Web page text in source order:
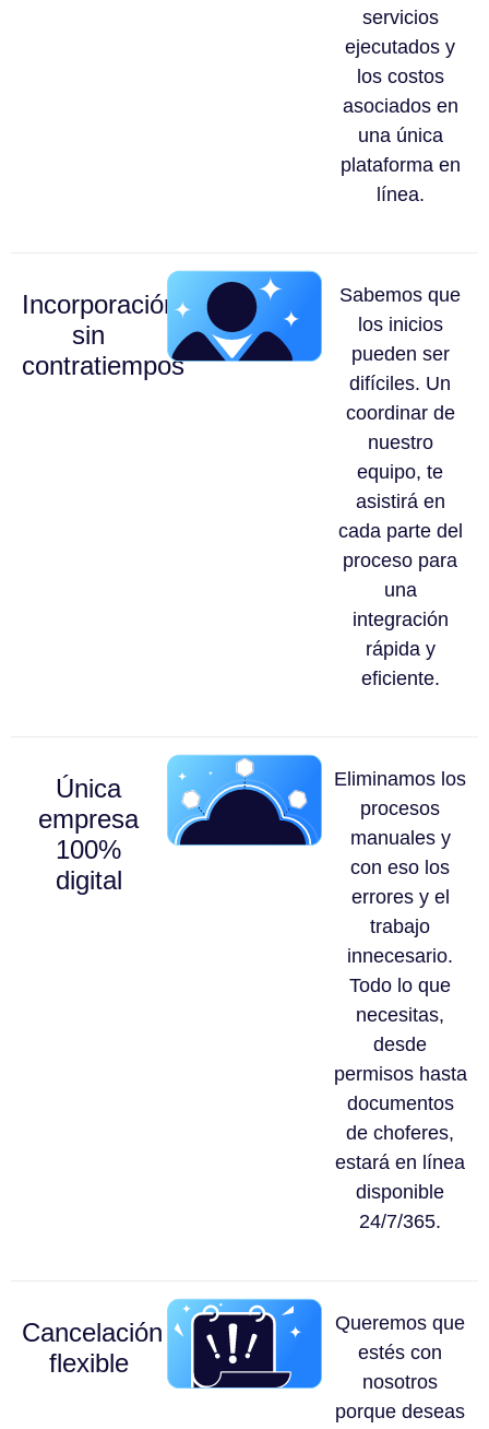
servicios
ejecutados y
los costos
asociados en
una única
plataforma en
línea.
Incorporación
sin
contratiempos
Sabemos que
los inicios
pueden ser
difíciles. Un
coordinar de
nuestro
equipo, te
asistirá en
cada parte del
proceso para
una
integración
rápida y
eficiente.
Única
empresa
100%
digital
Eliminamos los
procesos
manuales y
con eso los
errores y el
trabajo
innecesario.
Todo lo que
necesitas,
desde
permisos hasta
documentos
de choferes,
estará en línea
disponible
24/7/365.
Cancelación
flexible
Queremos que
estés con
nosotros
porque deseas